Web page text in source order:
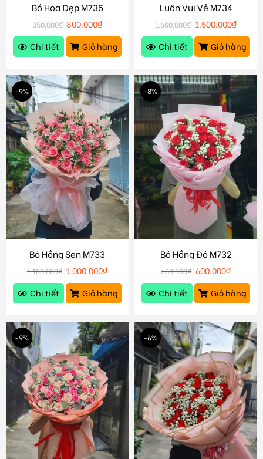
Bó Hoa Đẹp M735
850.000₫ 800.000₫
Chi tiết
Giỏ hàng
Luôn Vui Vẻ M734
1.600.000₫ 1.500.000₫
Chi tiết
Giỏ hàng
-9%
Bó Hồng Sen M733
1.100.000₫ 1.000.000₫
Chi tiết
Giỏ hàng
-8%
Bó Hồng Đỏ M732
650.000₫ 600.000₫
Chi tiết
Giỏ hàng
-9% -6%